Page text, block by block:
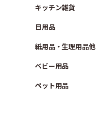
キッチン雑貨
日用品
紙用品・生理用品他
ベビー用品
ペット用品